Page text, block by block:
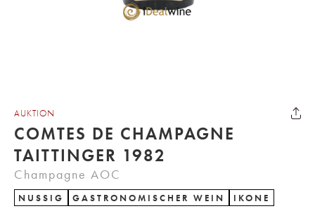
AUKTION
COMTES DE CHAMPAGNE
TAITTINGER 1982
Champagne AOC
NUSSIG GASTRONOMISCHER WEIN IKONE